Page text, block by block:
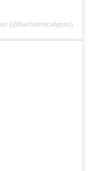
(@barbistrocalypso)